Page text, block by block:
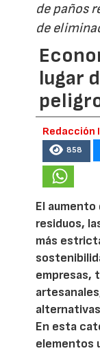
de paños
de
lugar
Redacción
858
El
residuos,
más
empresas,
En esta
elementos